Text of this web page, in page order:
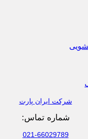
شرکت ایران پارت
شماره تماس:
021-66029789